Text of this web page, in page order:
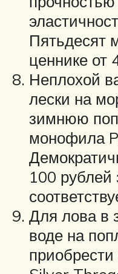
Пятьдесят
ценнике от
Неплохой
лески на
зимнюю
монофила
100 рублей
Для лова в
воде на